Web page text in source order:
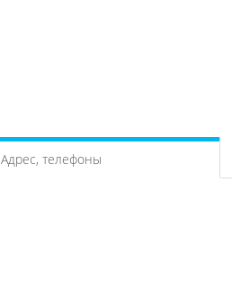
Адрес, телефоны